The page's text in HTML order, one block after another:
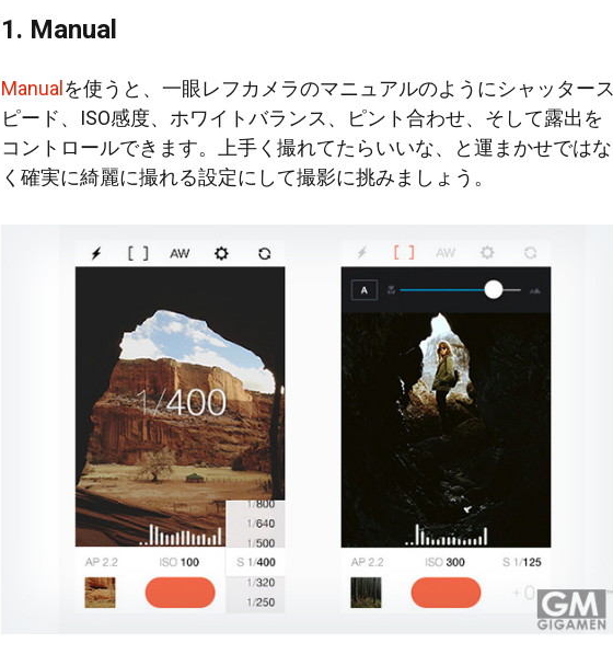
1. Manual
Manualを使うと、一眼レフカメラのマニュアルのようにシャッタース
ピード、ISO感度、ホワイトバランス、ピント合わせ、そして露出を
コントロールできます。上手く撮れてたらいいな、と運まかせではな
く確実に綺麗に撮れる設定にして撮影に挑みましょう。